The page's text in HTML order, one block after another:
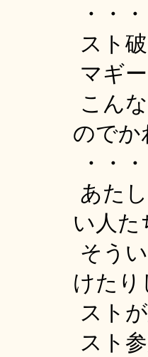
・・
スト
マギ
こん
のでか
・・
あた
い人た
そう
けたり
スト
スト